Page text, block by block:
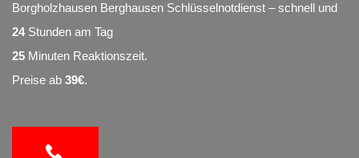
Borgholzhausen Berghausen Schlüsselnotdienst – schnell und
24Stunden am Tag
25 Minuten Reaktionszeit.
Preise ab 39€.